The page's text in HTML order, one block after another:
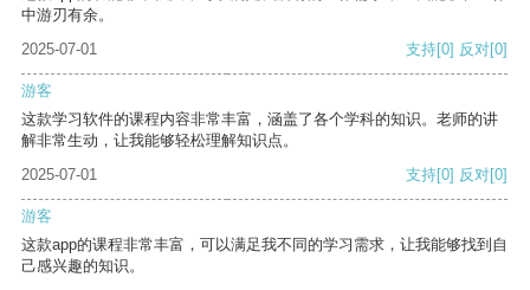
中游刃有余。
2025-07-01
支持[0] 反对[0]
游客
这款学习软件的课程内容非常丰富，涵盖了各个学科的知识。老师的讲
解非常生动，让我能够轻松理解知识点。
2025-07-01
支持[0] 反对[0]
游客
这款app的课程非常丰富，可以满足我不同的学习需求，让我能够找到自
己感兴趣的知识。